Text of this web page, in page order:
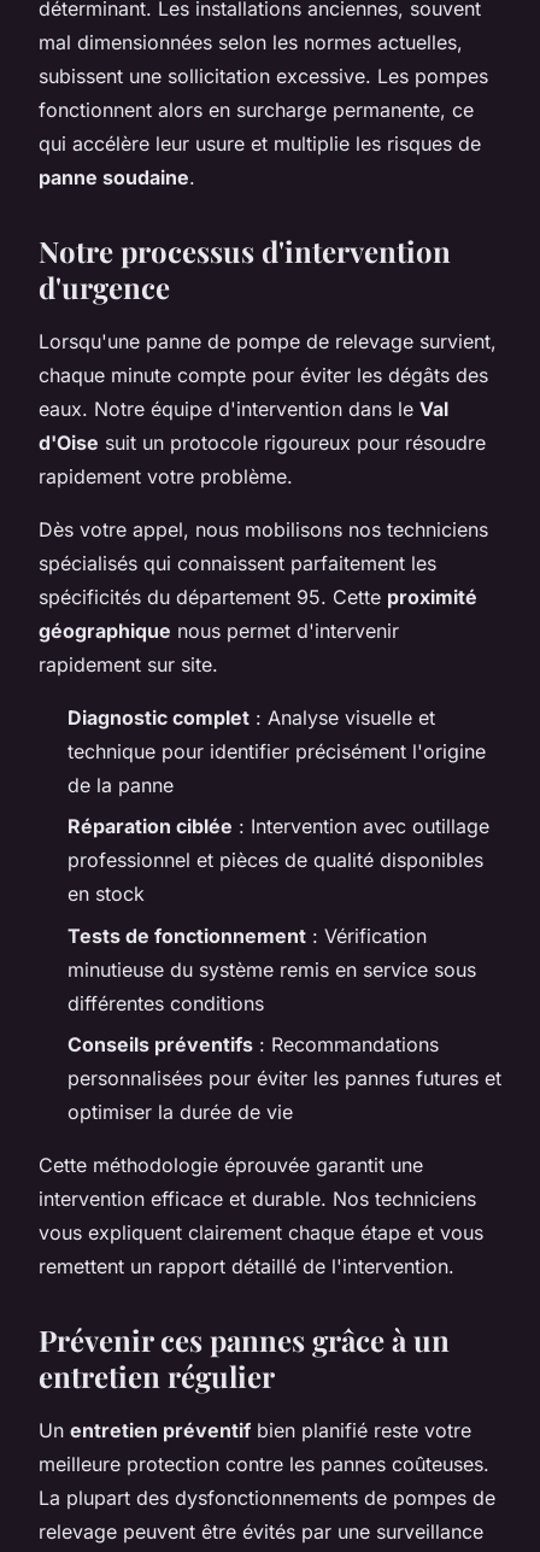
déterminant. Les installations anciennes, souvent
mal dimensionnées selon les normes actuelles,
subissent une sollicitation excessive. Les pompes
fonctionnent alors en surcharge permanente, ce
qui accélère leur usure et multiplie les risques de
panne soudaine.
Notre processus d'intervention
d'urgence
Lorsqu'une panne de pompe de relevage survient,
chaque minute compte pour éviter les dégâts des
eaux. Notre équipe d'intervention dans le Val
d'Oise suit un protocole rigoureux pour résoudre
rapidement votre problème.
Dès votre appel, nous mobilisons nos techniciens
spécialisés qui connaissent parfaitement les
spécificités du département 95. Cette proximité
géographique nous permet d'intervenir
rapidement sur site.
Diagnostic complet : Analyse visuelle et
technique pour identifier précisément l'origine
de la panne
Réparation ciblée : Intervention avec outillage
professionnel et pièces de qualité disponibles
en stock
Tests de fonctionnement : Vérification
minutieuse du système remis en service sous
différentes conditions
Conseils préventifs : Recommandations
personnalisées pour éviter les pannes futures et
optimiser la durée de vie
Cette méthodologie éprouvée garantit une
intervention efficace et durable. Nos techniciens
vous expliquent clairement chaque étape et vous
remettent un rapport détaillé de l'intervention.
Prévenir ces pannes grâce à un
entretien régulier
Un entretien préventif bien planifié reste votre
meilleure protection contre les pannes coûteuses.
La plupart des dysfonctionnements de pompes de
relevage peuvent être évités par une surveillance